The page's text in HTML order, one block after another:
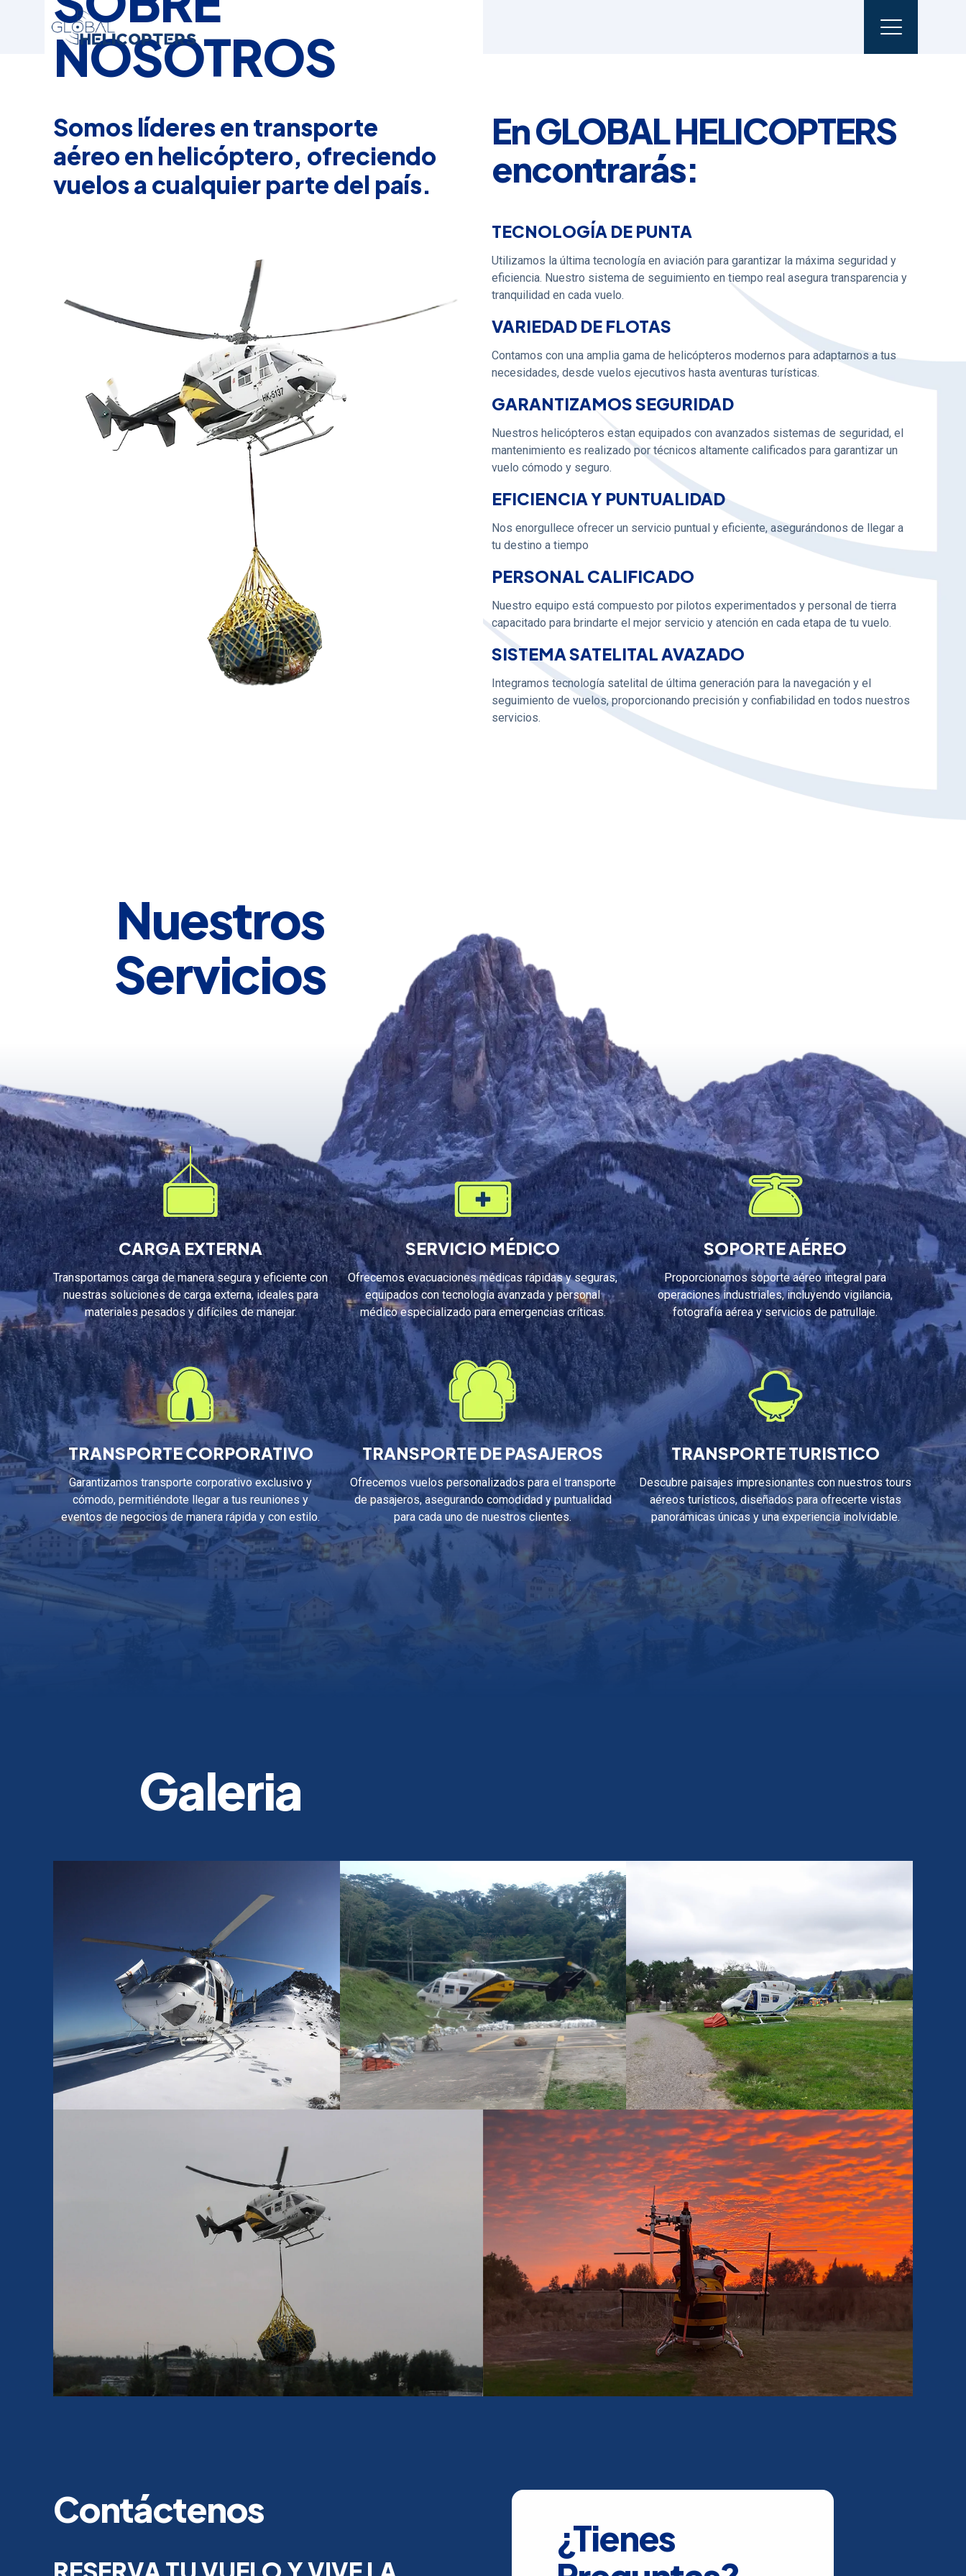
NOSOTROS
Somos líderes en transporte
aéreo en helicóptero, ofreciendo
vuelos a cualquier parte del país.
En GLOBAL HELICOPTERS
encontrarás:
TECNOLOGÍA DE PUNTA
Utilizamos la última tecnología en aviación para garantizar la máxima seguridad y
eficiencia. Nuestro sistema de seguimiento en tiempo real asegura transparencia y
tranquilidad en cada vuelo.
VARIEDAD DE FLOTAS
Contamos con una amplia gama de helicópteros modernos para adaptarnos a tus
necesidades, desde vuelos ejecutivos hasta aventuras turísticas.
GARANTIZAMOS SEGURIDAD
Nuestros helicópteros estan equipados con avanzados sistemas de seguridad, el
mantenimiento es realizado por técnicos altamente calificados para garantizar un
vuelo cómodo y seguro.
EFICIENCIA Y PUNTUALIDAD
Nos enorgullece ofrecer un servicio puntual y eficiente, asegurándonos de llegar a
tu destino a tiempo
PERSONAL CALIFICADO
Nuestro equipo está compuesto por pilotos experimentados y personal de tierra
capacitado para brindarte el mejor servicio y atención en cada etapa de tu vuelo.
SISTEMA SATELITAL AVAZADO
Integramos tecnología satelital de última generación para la navegación y el
seguimiento de vuelos, proporcionando precisión y confiabilidad en todos nuestros
servicios.
Nuestros
Servicios
CARGA EXTERNA
Transportamos carga de manera segura y eficiente con
nuestras soluciones de carga externa, ideales para
materiales pesados y difíciles de manejar.
SERVICIO MÉDICO
Ofrecemos evacuaciones médicas rápidas y seguras,
equipados con tecnología avanzada y personal
médico especializado para emergencias críticas.
SOPORTE AÉREO
Proporcionamos soporte aéreo integral para
operaciones industriales, incluyendo vigilancia,
fotografía aérea y servicios de patrullaje.
TRANSPORTE CORPORATIVO
Garantizamos transporte corporativo exclusivo y
cómodo, permitiéndote llegar a tus reuniones y
eventos de negocios de manera rápida y con estilo.
TRANSPORTE DE PASAJEROS
Ofrecemos vuelos personalizados para el transporte
de pasajeros, asegurando comodidad y puntualidad
para cada uno de nuestros clientes.
TRANSPORTE TURISTICO
Descubre paisajes impresionantes con nuestros tours
aéreos turísticos, diseñados para ofrecerte vistas
panorámicas únicas y una experiencia inolvidable.
Galeria
Contáctenos
¿Tienes